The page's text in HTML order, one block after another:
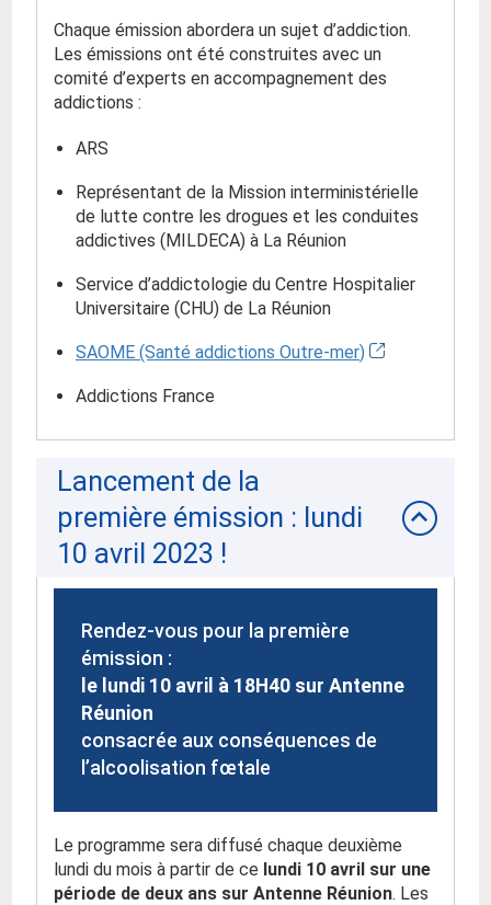
Chaque émission abordera un sujet d’addiction.
Les émissions ont été construites avec un
comité d’experts en accompagnement des
addictions :
ARS
Représentant de la Mission interministérielle
de lutte contre les drogues et les conduites
addictives (MILDECA) à La Réunion
Service d’addictologie du Centre Hospitalier
Universitaire (CHU) de La Réunion
SAOME (Santé addictions Outre-mer)
Addictions France
Lancement de la
première émission : lundi
10 avril 2023 !
Rendez-vous pour la première
émission :
le lundi 10 avril à 18H40 sur Antenne
Réunion
consacrée aux conséquences de
l’alcoolisation fœtale
Le programme sera diffusé chaque deuxième
lundi du mois à partir de ce lundi 10 avril sur une
période de deux ans sur Antenne Réunion. Les